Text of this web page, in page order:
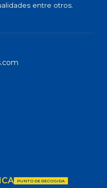
entre otros.
PUNTO DE RECOGIDA